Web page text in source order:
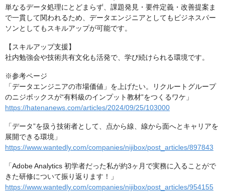
単なるデータ処理にとどまらず、課題発見・要件定義・改善提案ま
で一貫して関われるため、データエンジニアとしてもビジネスパー
ソンとしてもスキルアップが可能です。
【スキルアップ支援】
社内勉強会や技術共有文化も活発で、学び続けられる環境です。
※参考ページ
「データエンジニアの市場価値」を上げたい。リクルートグループ
のニジボックスが“有料級のインプット教材”をつくるワケ」
https://hatenanews.com/articles/2024/09/25/103000
「データ”を扱う技術者として、点から線、線から面へとキャリアを
展開できる環境」
https://www.wantedly.com/companies/nijibox/post_articles/897843
「Adobe Analytics 初学者だった私が約3ヶ月で実務に入ることがで
きた研修について振り返ります！」
https://www.wantedly.com/companies/nijibox/post_articles/954155